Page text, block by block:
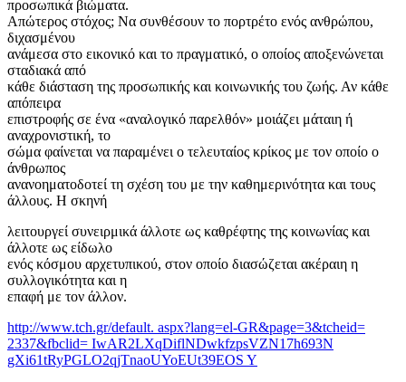
προσωπικά βιώματα.
Απώτερος στόχος; Να συνθέσουν το πορτρέτο ενός ανθρώπου,
διχασμένου
ανάμεσα στο εικονικό και το πραγματικό, ο οποίος αποξενώνεται
σταδιακά από
κάθε διάσταση της προσωπικής και κοινωνικής του ζωής. Αν κάθε
απόπειρα
επιστροφής σε ένα «αναλογικό παρελθόν» μοιάζει μάταιη ή
αναχρονιστική, το
σώμα φαίνεται να παραμένει ο τελευταίος κρίκος με τον οποίο ο
άνθρωπος
ανανοηματοδοτεί τη σχέση του με την καθημερινότητα και τους
άλλους. Η σκηνή
λειτουργεί συνειρμικά άλλοτε ως καθρέφτης της κοινωνίας και
άλλοτε ως είδωλο
ενός κόσμου αρχετυπικού, στον οποίο διασώζεται ακέραιη η
συλλογικότητα και η
επαφή με τον άλλον.
http://www.tch.gr/default. aspx?lang=el-GR&page=3&tcheid=
2337&fbclid= IwAR2LXqDiflNDwkfzpsVZN17h693N
gXi61tRyPGLO2qjTnaoUYoEUt39EOS Y